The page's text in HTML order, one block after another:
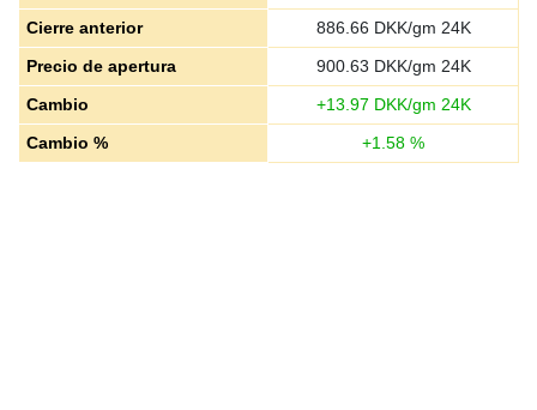
Cierre anterior
886.66 DKK/gm 24K
Precio de apertura
900.63 DKK/gm 24K
Cambio
+13.97 DKK/gm 24K
Cambio %
+1.58 %